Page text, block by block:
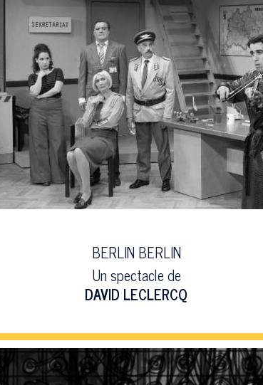
BERLIN BERLIN
Un spectacle de
DAVID LECLERCQ